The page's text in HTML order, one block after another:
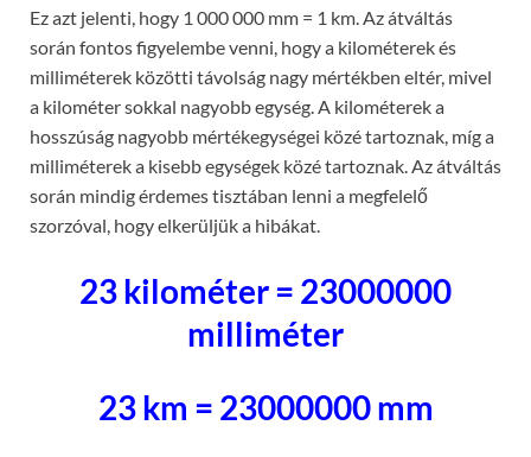
Ez azt jelenti, hogy 1 000 000 mm = 1 km. Az átváltás
során fontos figyelembe venni, hogy a kilométerek és
milliméterek közötti távolság nagy mértékben eltér, mivel
a kilométer sokkal nagyobb egység. A kilométerek a
hosszúság nagyobb mértékegységei közé tartoznak, míg a
milliméterek a kisebb egységek közé tartoznak. Az átváltás
során mindig érdemes tisztában lenni a megfelelő
szorzóval, hogy elkerüljük a hibákat.
23 kilométer = 23000000
milliméter
23 km = 23000000 mm